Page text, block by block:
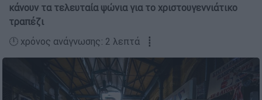
κάνουν τα τελευταία ψώνια για το χριστουγεννιάτικο
τραπέζι
🕛 χρόνος ανάγνωσης: 2 λεπτά ┋